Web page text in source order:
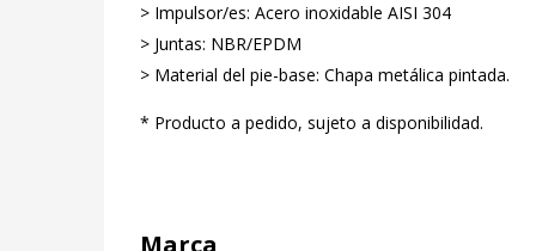
> Impulsor/es: Acero inoxidable AISI 304
> Juntas: NBR/EPDM
> Material del pie-base: Chapa metálica pintada.
* Producto a pedido, sujeto a disponibilidad.
Marca